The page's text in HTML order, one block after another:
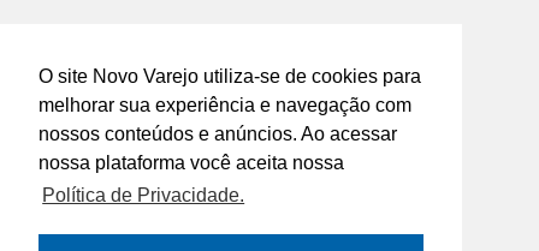
O site Novo Varejo utiliza-se de cookies para
melhorar sua experiência e navegação com
nossos conteúdos e anúncios. Ao acessar
nossa plataforma você aceita nossa
Política de Privacidade.
CONFIRA AS NOSSAS REDES
SOCIAIS
O principal canal de comunicação de grandes
indústrias e distribuidores com os